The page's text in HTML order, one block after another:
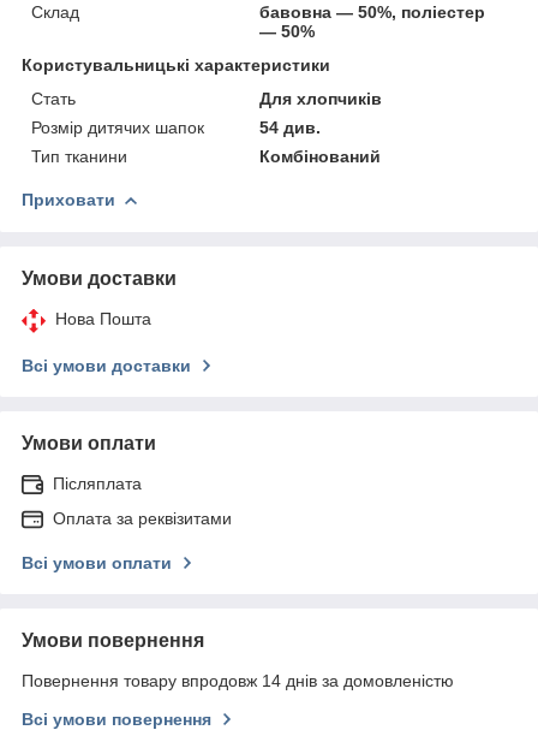
Склад
бавовна — 50%, поліестер
— 50%
Користувальницькі характеристики
Стать
Для хлопчиків
Розмір дитячих шапок
54 див.
Тип тканини
Комбінований
Приховати
Умови доставки
Нова Пошта
Всі умови доставки
Умови оплати
Післяплата
Оплата за реквізитами
Всі умови оплати
Умови повернення
Повернення товару впродовж 14 днів за домовленістю
Всі умови повернення